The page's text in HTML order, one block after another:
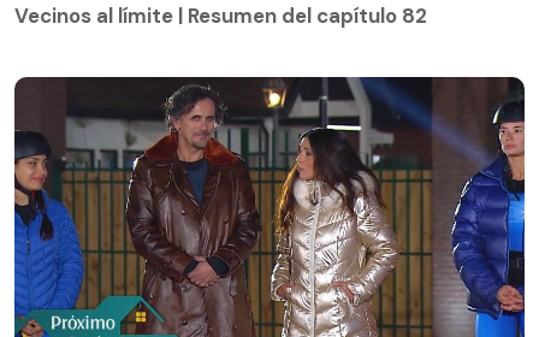
Vecinos al límite | Resumen del capítulo 82